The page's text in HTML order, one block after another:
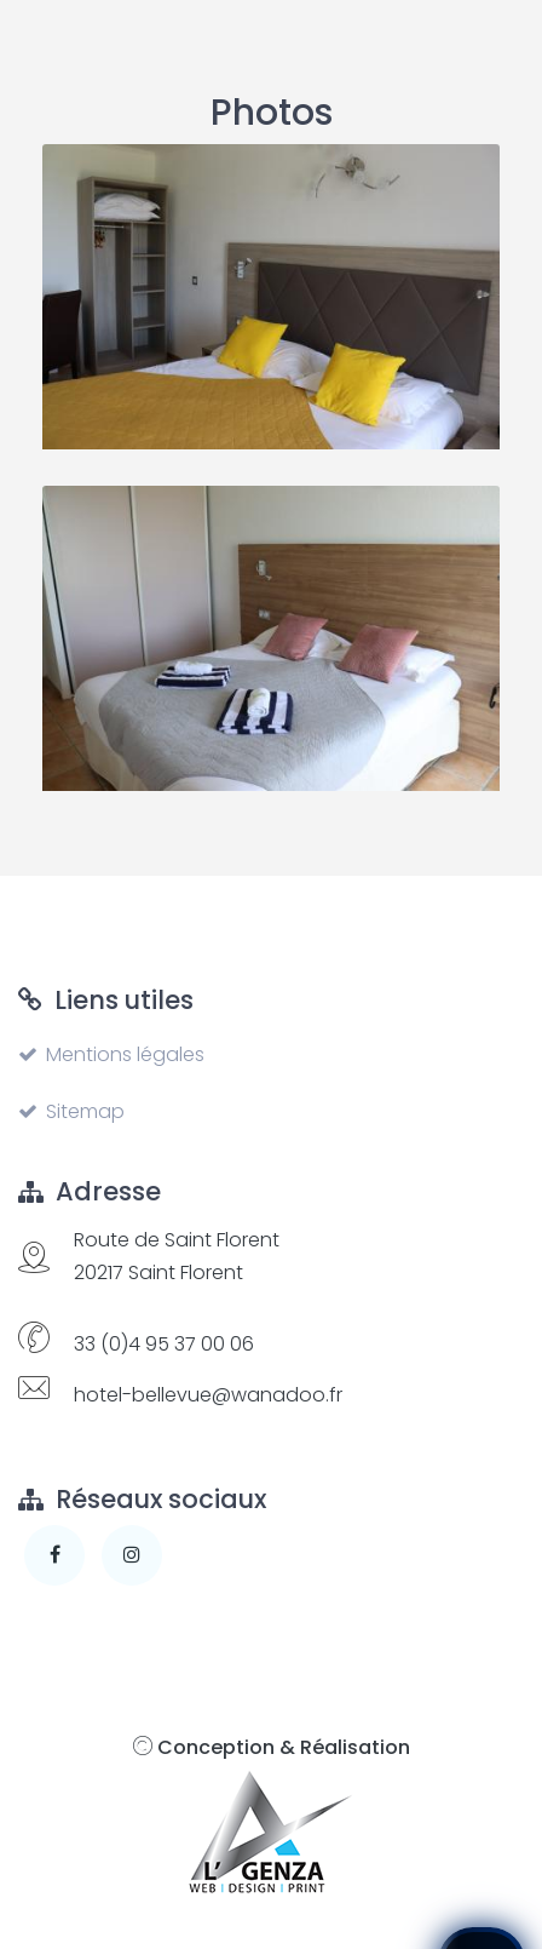
Photos
Liens utiles
Mentions légales
Sitemap
Adresse
Route de Saint Florent
20217 Saint Florent
33 (0)4 95 37 00 06
hotel-bellevue@wanadoo.fr
Réseaux sociaux
Conception & Réalisation